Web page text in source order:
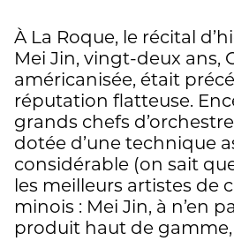
À La Roque, le récital
Mei Jin, vingt-deux ans,
américanisée, était
réputation flatteuse.
grands chefs
dotée d’une technique
considérable (on sait
les meilleurs artistes de
minois : Mei Jin, à n’en
produit haut de